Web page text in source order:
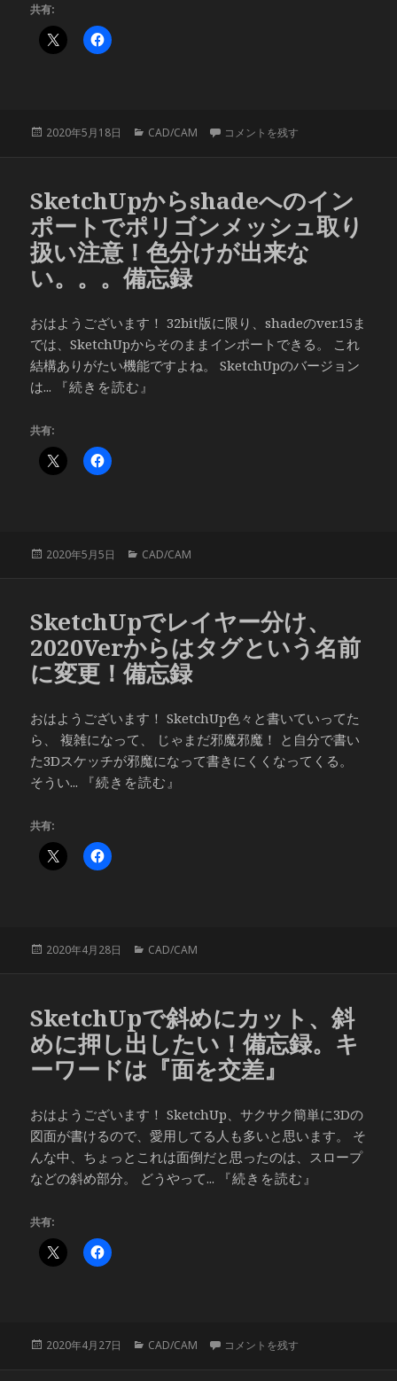
共有:
投
2020年5月18日
カ
ー
CAD/CAM Fusion360へのログイン時にエラ
コメントを残す
SketchUpからshadeへのイン
ポートでポリゴンメッシュ取り
扱い注意！色分けが出来な
い。。。備忘録
おはようございます！ 32bit版に限り、shadeのver.15ま
では、SketchUpからそのままインポートできる。 これ
結構ありがたい機能ですよね。 SketchUpのバージョン
は...
『続きを読む』
共有:
投
2020年5月5日
カ
ー
CAD/CAM
SketchUpでレイヤー分け、
2020Verからはタグという名前
に変更！備忘録
おはようございます！ SketchUp色々と書いていってた
ら、 複雑になって、 じゃまだ邪魔邪魔！ と自分で書い
た3Dスケッチが邪魔になって書きにくくなってくる。
そうい...
『続きを読む』
共有:
投
2020年4月28日
カ
ー
CAD/CAM
SketchUpで斜めにカット、斜
めに押し出したい！備忘録。キ
ーワードは『面を交差』
おはようございます！ SketchUp、サクサク簡単に3Dの
図面が書けるので、愛用してる人も多いと思います。 そ
んな中、ちょっとこれは面倒だと思ったのは、スロープ
などの斜め部分。 どうやって...
『続きを読む』
共有:
投
2020年4月27日
カ
CAD/CAM SketchUpで斜めにカット、斜めに
コメントを残す